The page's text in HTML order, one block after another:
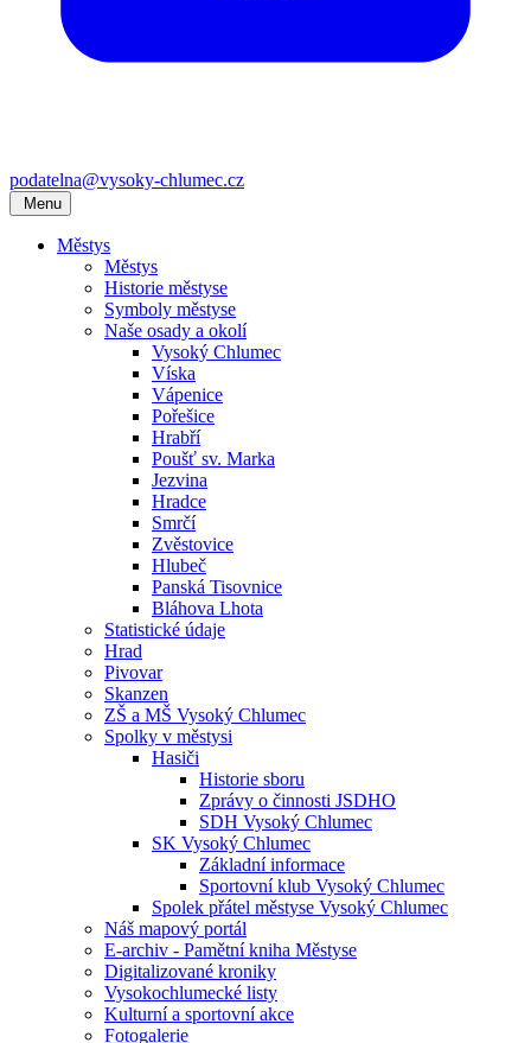
podatelna@vysoky-chlumec.cz
Menu
Městys
Městys
Historie městyse
Symboly městyse
Naše osady a okolí
Vysoký Chlumec
Víska
Vápenice
Pořešice
Hrabří
Poušť sv. Marka
Jezvina
Hradce
Smrčí
Zvěstovice
Hlubeč
Panská Tisovnice
Bláhova Lhota
Statistické údaje
Hrad
Pivovar
Skanzen
ZŠ a MŠ Vysoký Chlumec
Spolky v městysi
Hasiči
Historie sboru
Zprávy o činnosti JSDHO
SDH Vysoký Chlumec
SK Vysoký Chlumec
Základní informace
Sportovní klub Vysoký Chlumec
Spolek přátel městyse Vysoký Chlumec
Náš mapový portál
E-archiv - Pamětní kniha Městyse
Digitalizované kroniky
Vysokochlumecké listy
Kulturní a sportovní akce
Fotogalerie